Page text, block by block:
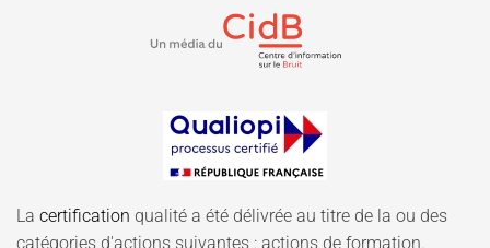
La certification qualité a été délivrée au titre de la ou des
catégories d'actions suivantes : actions de formation.